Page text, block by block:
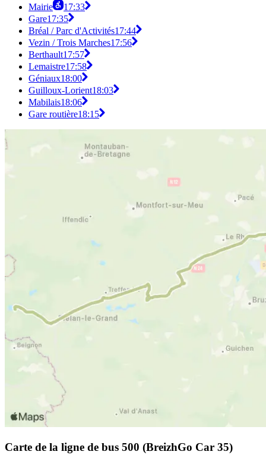
Mairie
17:33
Gare17:35
Bréal / Parc d'Activités17:44
Vezin / Trois Marches17:56
Berthault17:57
Lemaistre17:58
Géniaux18:00
Guilloux-Lorient18:03
Mabilais18:06
Gare routière18:15
Carte de la ligne de bus 500 (BreizhGo Car 35)